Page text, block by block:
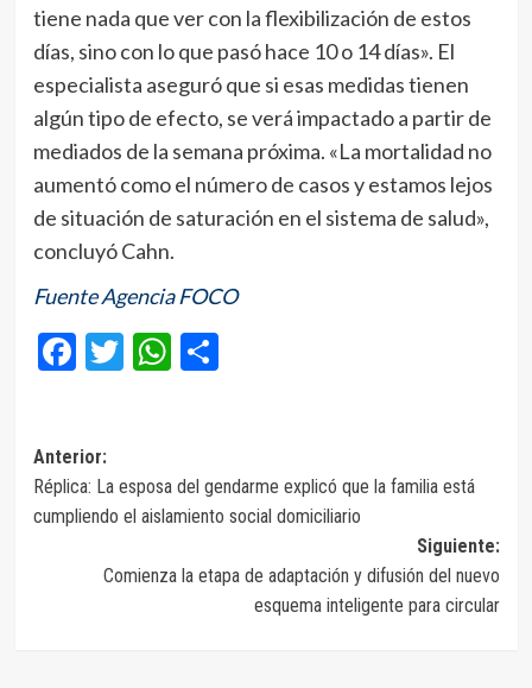
tiene nada que ver con la flexibilización de estos
días, sino con lo que pasó hace 10 o 14 días». El
especialista aseguró que si esas medidas tienen
algún tipo de efecto, se verá impactado a partir de
mediados de la semana próxima. «La mortalidad no
aumentó como el número de casos y estamos lejos
de situación de saturación en el sistema de salud»,
concluyó Cahn.
Fuente Agencia FOCO
Facebook
Twitter
WhatsApp
Compartir
Navegación
de
entradas
Anterior:
Réplica: La esposa del gendarme explicó que la familia está
cumpliendo el aislamiento social domiciliario
Siguiente:
Comienza la etapa de adaptación y difusión del nuevo
esquema inteligente para circular